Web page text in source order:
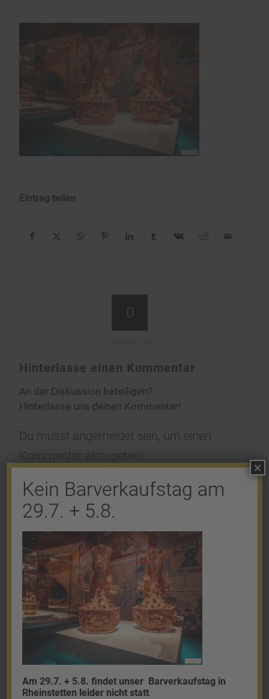
Eintrag teilen
0
Hinterlasse einen Kommentar
An der Diskussion beteiligen?
Hinterlasse uns deinen Kommentar!
Du musst angemeldet sein, um einen
Kommentar abzugeben.
Shop
Gold
Granalien
Palladium
Silber
Kein Barverkaufstag am
29.7. + 5.8.
Am 29.7. + 5.8. findet unser Barverkaufstag in
Rheinstetten leider nicht statt.
×